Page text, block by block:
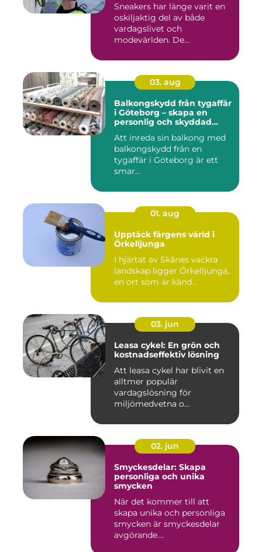
Sneakers har länge varit en
oskiljaktig del av både
vardagslivet och
modevärlden. De...
03. aug
Balkongskydd från tygaffär
i Göteborg – skapa en
personlig och skyddad
Att inreda sin balkong med
balkongskydd från en
tygaffär i Göteborg är ett
smar...
01. aug
Upptäck färgens värld i
Örkelljunga
I hjärtat av Skånes vackra
landskap ligger Örkelljunga,
en ort som är känd...
03. jun
Leasa cykel: En grön och
kostnadseffektiv lösning
Att leasa cykel har blivit en
alltmer populär
vardagslösning för
miljömedvetna o...
02. jun
Smyckesdelar: Skapa
personliga och unika
smycken
När det kommer till att
skapa unika och personliga
smycken är smyckesdelar
avgörande....